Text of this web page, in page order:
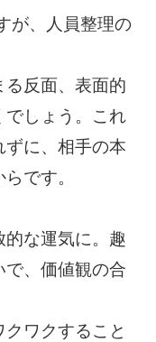
が、人員整理の
反面、表面的
でしょう。これ
ずに、相手の本
です。
な運気に。趣
、価値観の合
ワクすること